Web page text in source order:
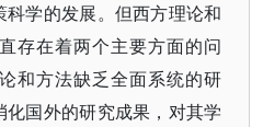
学的发展。但西方理论和
存在着两个主要方面的问
和方法缺乏全面系统的研
国外的研究成果，对其学